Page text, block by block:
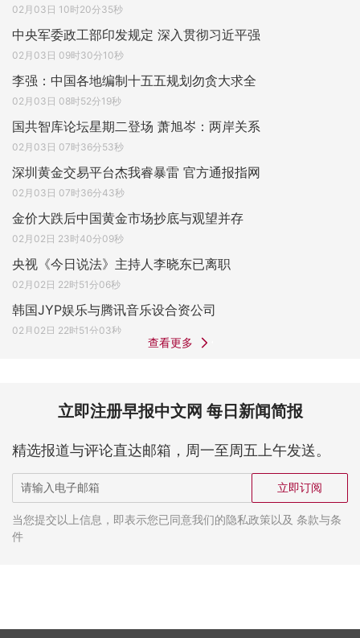
02月03日 10时20分35秒
中央军委政工部印发规定 深入贯彻习近平强
02月03日 09时30分10秒
李强：中国各地编制十五五规划勿贪大求全
02月03日 08时52分19秒
国共智库论坛星期二登场 萧旭岑：两岸关系
02月03日 07时36分53秒
深圳黄金交易平台杰我睿暴雷 官方通报指网
02月03日 07时36分43秒
金价大跌后中国黄金市场抄底与观望并存
02月02日 23时40分09秒
央视《今日说法》主持人李晓东已离职
02月02日 22时51分06秒
韩国JYP娱乐与腾讯音乐设合资公司
02月02日 22时51分03秒
查看更多
立即注册早报中文网 每日新闻简报
精选报道与评论直达邮箱，周一至周五上午发送。
立即订阅
当您提交以上信息，即表示您已同意我们的隐私政策以及 条款与条
件